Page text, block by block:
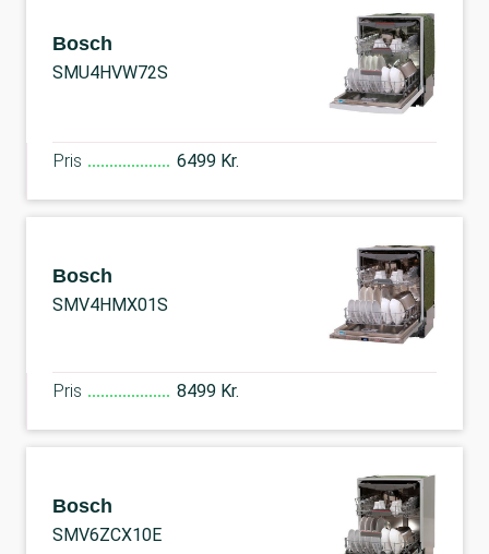
Bosch
SMU4HVW72S
Pris 6499 Kr.
Bosch
SMV4HMX01S
Pris 8499 Kr.
Bosch
SMV6ZCX10E